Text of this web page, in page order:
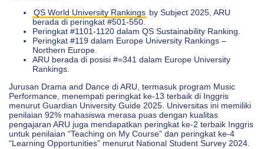
QS World University Rankings by Subject 2025, ARU
berada di peringkat #501-550.
Peringkat #1101-1120 dalam QS Sustainability Ranking.
Peringkat #119 dalam Europe University Rankings –
Northern Europe.
ARU berada di posisi #=341 dalam Europe University
Rankings.
Jurusan Drama and Dance di ARU, termasuk program Music
Performance, menempati peringkat ke-13 terbaik di Inggris
menurut Guardian University Guide 2025. Universitas ini memiliki
penilaian 92% mahasiswa merasa puas dengan kualitas
pengajaran ARU juga mendapatkan peringkat ke-2 terbaik Inggris
untuk penilaian “Teaching on My Course” dan peringkat ke-4
“Learning Opportunities” menurut National Student Survey 2024.